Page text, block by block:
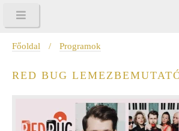
Főoldal / Programok
RED BUG